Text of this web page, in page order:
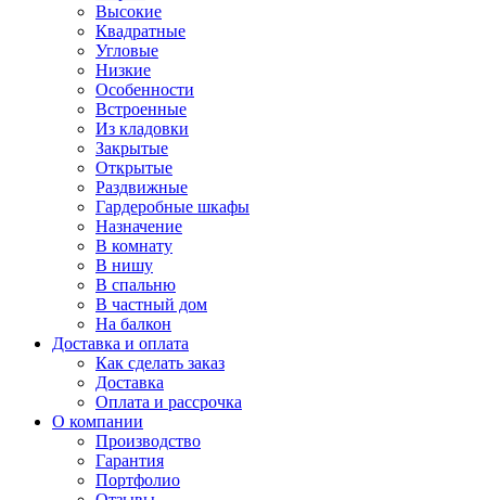
Высокие
Квадратные
Угловые
Низкие
Особенности
Встроенные
Из кладовки
Закрытые
Открытые
Раздвижные
Гардеробные шкафы
Назначение
В комнату
В нишу
В спальню
В частный дом
На балкон
Доставка и оплата
Как сделать заказ
Доставка
Оплата и рассрочка
О компании
Производство
Гарантия
Портфолио